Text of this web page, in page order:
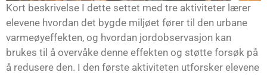
Kort beskrivelse I dette settet med tre aktiviteter lærer
elevene hvordan det bygde miljøet fører til den urbane
varmeøyeffekten, og hvordan jordobservasjon kan
brukes til å overvåke denne effekten og støtte forsøk på
å redusere den. I den første aktiviteten utforsker elevene